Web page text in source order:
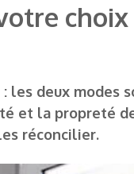
choix
les deux modes
et la propreté
réconcilier.